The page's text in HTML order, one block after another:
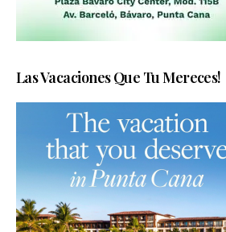
Las Vacaciones Que Tu Mereces!